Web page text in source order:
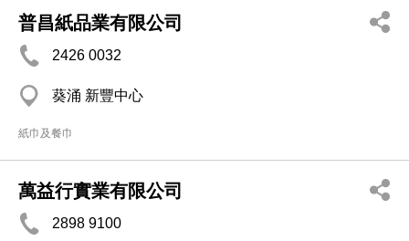
普昌紙品業有限公司
2426 0032
葵涌 新豐中心
紙巾及餐巾
萬益行實業有限公司
2898 9100